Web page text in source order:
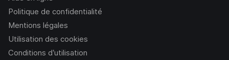
Politique de confidentialité
Mentions légales
Utilisation des cookies
Conditions d’utilisation